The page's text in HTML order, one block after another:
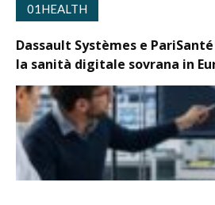
01HEALTH
Dassault Systèmes e
la sanità digitale sovrana in